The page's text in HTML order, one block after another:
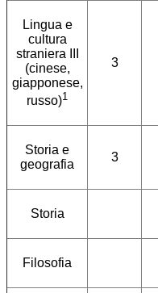
Lingua e
cultura
straniera III
(cinese,
giapponese,
russo)1
3
Storia e
geografia
3
Storia
Filosofia